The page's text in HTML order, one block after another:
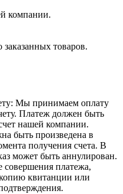
компании.
товаров.
Мы принимаем оплату
Платеж должен быть
нашей компании.
быть произведена в
получения счета. В
может быть аннулирован.
совершения платежа,
квитанции или